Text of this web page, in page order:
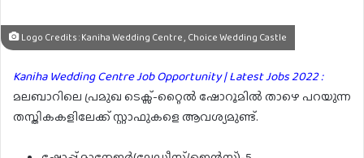
Logo Credits : Kaniha Wedding Centre , Choice Wedding Castle
Kaniha Wedding Centre Job Opportunity | Latest Jobs 2022 :
മലബാറിലെ പ്രമുഖ ടെക്സ്-റ്റൈൽ ഷോറൂമിൽ താഴെ പറയുന്ന
തസ്തികകളിലേക്ക് സ്റ്റാഫുകളെ ആവശ്യമുണ്ട്.